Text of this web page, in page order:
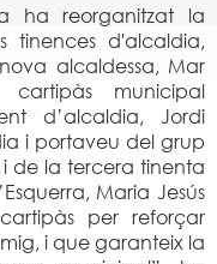
ha reorganitzat la
tinences d'alcaldia,
alcaldessa, Mar
municipal
d’alcaldia, Jordi
i portaveu del grup
i de la tercera tinenta
Maria Jesús
per reforçar
i que garanteix la